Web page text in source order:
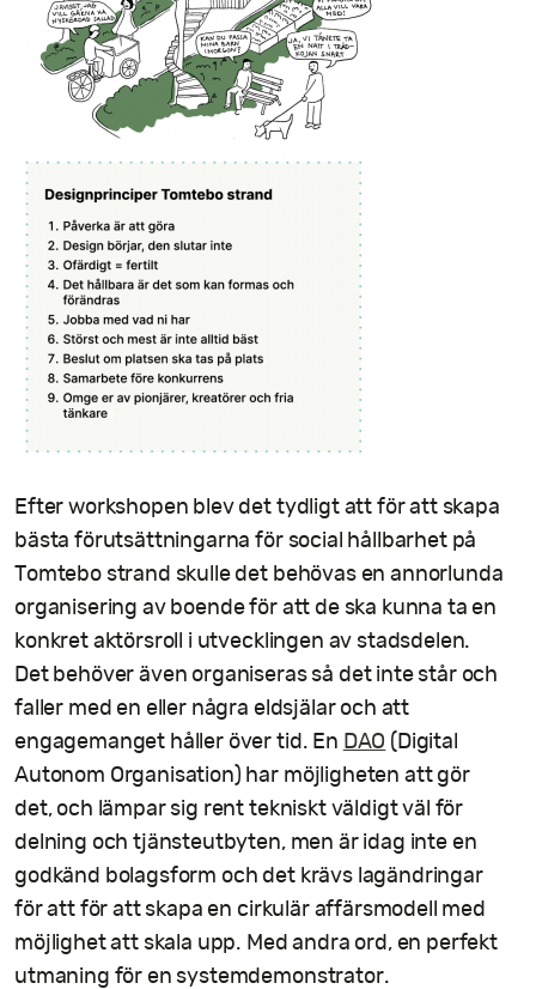
Efter workshopen blev det tydligt att för att skapa
bästa förutsättningarna för social hållbarhet på
Tomtebo strand skulle det behövas en annorlunda
organisering av boende för att de ska kunna ta en
konkret aktörsroll i utvecklingen av stadsdelen.
Det behöver även organiseras så det inte står och
faller med en eller några eldsjälar och att
engagemanget håller över tid. En DAO (Digital
Autonom Organisation) har möjligheten att gör
det, och lämpar sig rent tekniskt väldigt väl för
delning och tjänsteutbyten, men är idag inte en
godkänd bolagsform och det krävs lagändringar
för att för att skapa en cirkulär affärsmodell med
möjlighet att skala upp. Med andra ord, en perfekt
utmaning för en systemdemonstrator.